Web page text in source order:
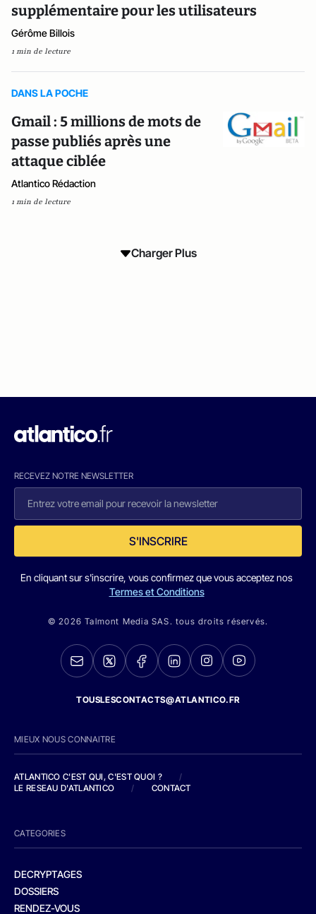
supplémentaire pour les utilisateurs
Gérôme Billois
1 min de lecture
DANS LA POCHE
Gmail : 5 millions de mots de
passe publiés après une
attaque ciblée
Atlantico Rédaction
1 min de lecture
Charger Plus
RECEVEZ NOTRE NEWSLETTER
S'INSCRIRE
En cliquant sur s'inscrire, vous confirmez que vous acceptez nos
Termes et Conditions
© 2026 Talmont Media SAS. tous droits réservés.
TOUSLESCONTACTS@ATLANTICO.FR
MIEUX NOUS CONNAITRE
ATLANTICO C'EST QUI, C'EST QUOI ?
/
LE RESEAU D'ATLANTICO
/ CONTACT
CATEGORIES
DECRYPTAGES
DOSSIERS
RENDEZ-VOUS